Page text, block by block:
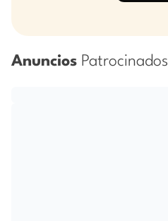
Anuncios Patrocinados